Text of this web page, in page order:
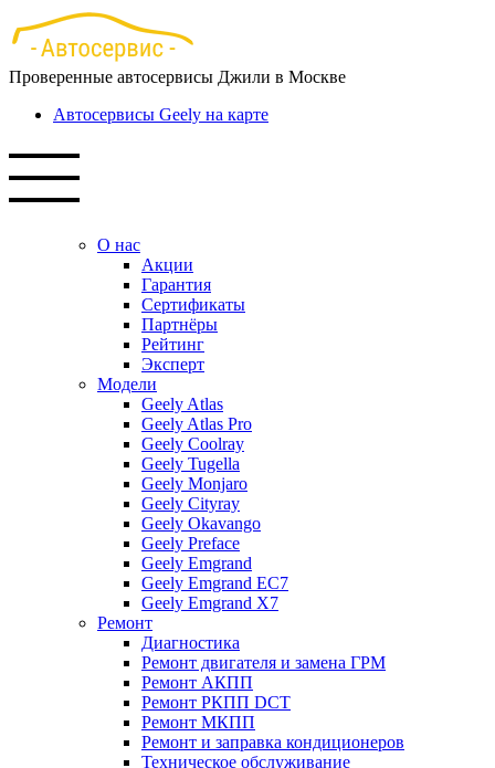
Перейти
к
основному
содержанию
Проверенные автосервисы Джили в Москве
Автосервисы Geely на карте
О нас
Акции
Гарантия
Сертификаты
Партнёры
Рейтинг
Эксперт
Модели
Geely Atlas
Geely Atlas Pro
Geely Coolray
Geely Tugella
Geely Monjaro
Geely Cityray
Geely Okavango
Geely Preface
Geely Emgrand
Geely Emgrand EC7
Geely Emgrand X7
Ремонт
Диагностика
Ремонт двигателя и замена ГРМ
Ремонт АКПП
Ремонт РКПП DCT
Ремонт МКПП
Ремонт и заправка кондиционеров
Техническое обслуживание